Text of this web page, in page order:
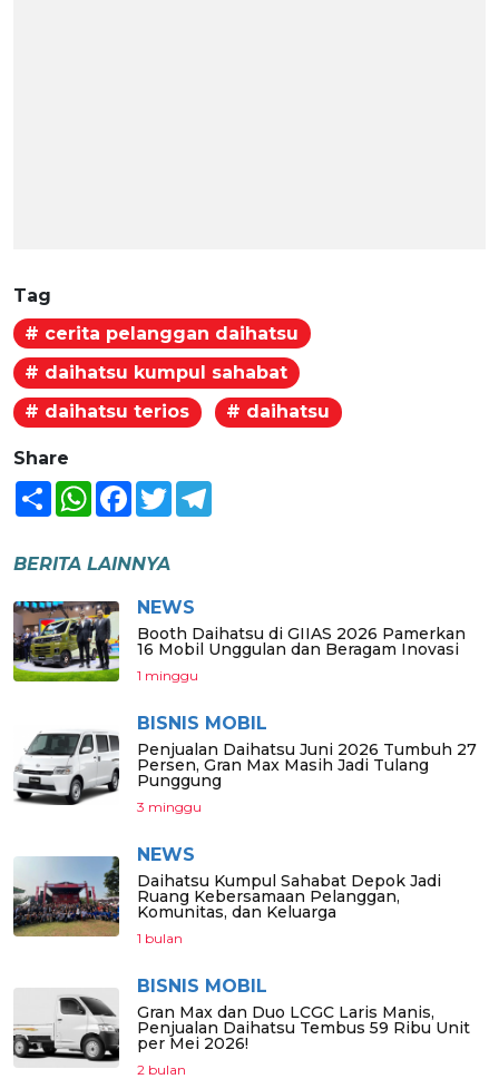
Tag
# cerita pelanggan daihatsu
# daihatsu kumpul sahabat
# daihatsu terios
# daihatsu
Share
Share WhatsAppFacebook
Twitter
BERITA LAINNYA
NEWS
Booth Daihatsu di GIIAS 2026 Pamerkan
16 Mobil Unggulan dan Beragam Inovasi
1 minggu
BISNIS MOBIL
Penjualan Daihatsu Juni 2026 Tumbuh 27
Persen, Gran Max Masih Jadi Tulang
Punggung
3 minggu
NEWS
Daihatsu Kumpul Sahabat Depok Jadi
Ruang Kebersamaan Pelanggan,
Komunitas, dan Keluarga
1 bulan
BISNIS MOBIL
Gran Max dan Duo LCGC Laris Manis,
Penjualan Daihatsu Tembus 59 Ribu Unit
per Mei 2026!
2 bulan